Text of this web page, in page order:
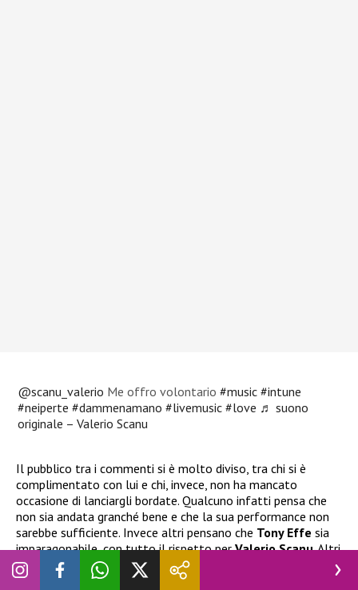
@scanu_valerio Me offro volontario#music #intune
#neiperte #dammenamano #livemusic #love ♬ suono
originale – Valerio Scanu
Il pubblico tra i commenti si è molto diviso, tra chi si è
complimentato con lui e chi, invece, non ha mancato
occasione di lanciargli bordate. Qualcuno infatti pensa che
non sia andata granché bene e che la sua performance non
sarebbe sufficiente. Invece altri pensano che Tony Effe sia
imparagonabile, con tutto il rispetto perValerio Scanu. Altri
qua e là avrebbero preferito invece la versione di
Gassmann
rispetto sia all’originale che a quella di